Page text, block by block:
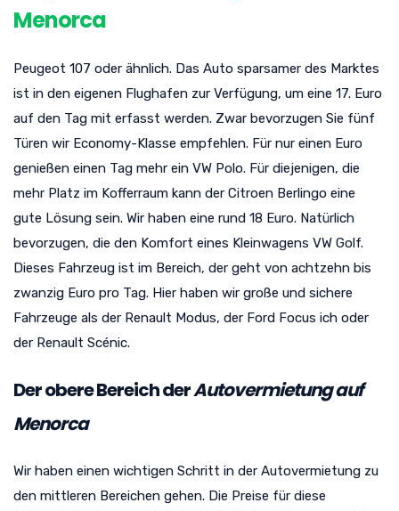
Menorca
Peugeot 107 oder ähnlich. Das Auto sparsamer des Marktes
ist in den eigenen Flughafen zur Verfügung, um eine 17. Euro
auf den Tag mit erfasst werden. Zwar bevorzugen Sie fünf
Türen wir Economy-Klasse empfehlen. Für nur einen Euro
genießen einen Tag mehr ein VW Polo. Für diejenigen, die
mehr Platz im Kofferraum kann der Citroen Berlingo eine
gute Lösung sein. Wir haben eine rund 18 Euro. Natürlich
bevorzugen, die den Komfort eines Kleinwagens VW Golf.
Dieses Fahrzeug ist im Bereich, der geht von achtzehn bis
zwanzig Euro pro Tag. Hier haben wir große und sichere
Fahrzeuge als der Renault Modus, der Ford Focus ich oder
der Renault Scénic.
Der obere Bereich derAutovermietung auf
Menorca
Wir haben einen wichtigen Schritt in der Autovermietung zu
den mittleren Bereichen gehen. Die Preise für diese